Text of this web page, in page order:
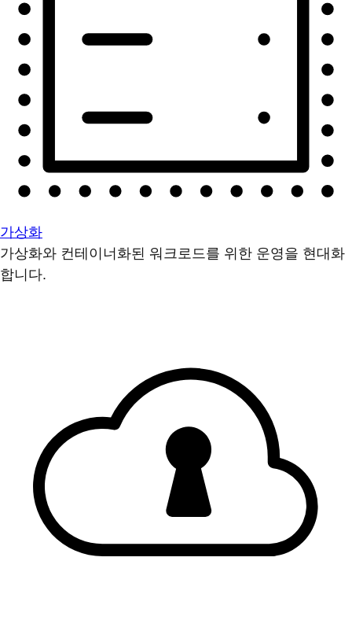
가상화
가상화와 컨테이너화된 워크로드를 위한 운영을 현대화
합니다.